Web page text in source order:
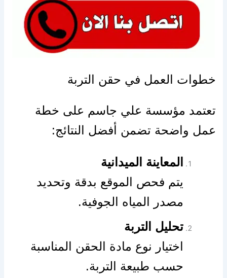
خطوات العمل في حقن التربة
تعتمد مؤسسة علي جاسم على خطة
عمل واضحة تضمن أفضل النتائج:
المعاينة الميدانية
يتم فحص الموقع بدقة وتحديد
مصدر المياه الجوفية.
تحليل التربة
اختيار نوع مادة الحقن المناسبة
حسب طبيعة التربة.